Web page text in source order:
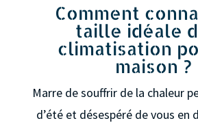
Comment
taille idéale
climatisation
maison ?
Marre de souffrir de la chaleur
d’été et désespéré de vous en